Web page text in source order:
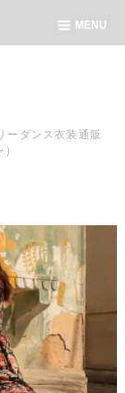
MENU
ーダンス衣装通販